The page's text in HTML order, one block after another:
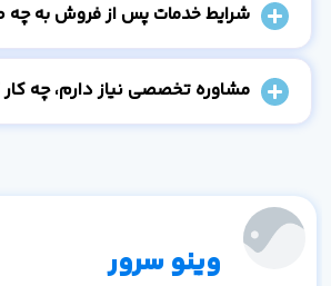
شرایط خدمات پس از فروش به چه
مشاوره تخصصی نیاز دارم، چه
وینو سرور